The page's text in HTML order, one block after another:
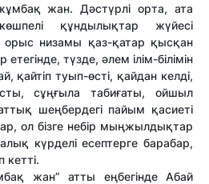
жан. Дәстүрлі орта, ата
құндылықтар жүйесі
орыс низамы қаз-қатар қысқан
түзде, әлем ілім-білімін
қайтіп туып-өсті, қайдан келді,
сұңғыла табиғаты, ойшыл
шеңбердегі пайым қасиеті
ол бізге небір мыңжылдықтар
күрделі есептерге барабар,
жан” атты еңбегінде Абай